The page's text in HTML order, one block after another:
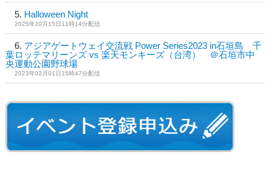
Halloween Night
2025年10月15日11時14分配信
アジアゲートウェイ交流戦 Power Series2023 in石垣島 千
葉ロッテマリーンズ vs 楽天モンキーズ（台湾） ＠石垣市中
央運動公園野球場
2023年02月01日15時47分配信